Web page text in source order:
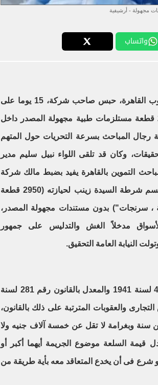
مجهولة - أرشيفية
واتساب
جدد قاضى المعارضات بمحكمة جنوب القاهرة، حبس صاحب شركة، 15 يوما على
ذمة التحقيقات، ضبط بحوزته 2950 قطعة مستلزمات طبية مجهولة المصدر داخل
رجال المباحث بسرعة التحريات حول المتهم
وكان قد تلقى اللواء نبيل سليم مدير
التموين بالقاهرة يفيد بضبط مالك شركة
لتجارة المستلزمات الطبية بدائرة قسم شرطة السيدة زينب لحيازته (2950 قطعة
سرنجات") بدون مستندات مجهولة المصدر،
مدخلاً الغش والتدليس على جمهور
النيابة العامة التحقيق.
وحدد قانون الغش والتدليس رقم 48 لسنة 1941 والمعدل بالقانون رقم 281 لسنة
التجارى والعقوبات المترتبة على ذلك بالقانون،
وبغرامة لا تقل عن خمسة آلاف جنيه ولا
قيمة السلعة موضوع الجريمة أيهما أكبر أو
شرع فى أن يخدع المتعاقد معه بأية طريقة من